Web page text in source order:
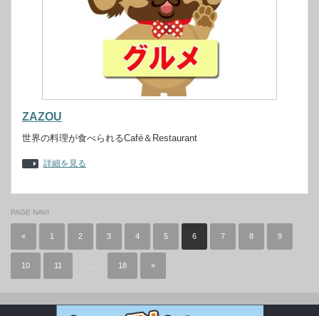
ZAZOU
世界の料理が食べられるCafé＆Restaurant
詳細を見る
PAGE NAVI
« 1 2 3 4 5 6 7 8 9
10 11 18 »